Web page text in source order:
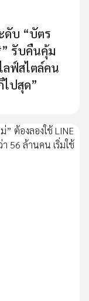
ดับ “บัตร
รับคืนคุ้ม
ลฟ์สไตล์คน
ปสุด”